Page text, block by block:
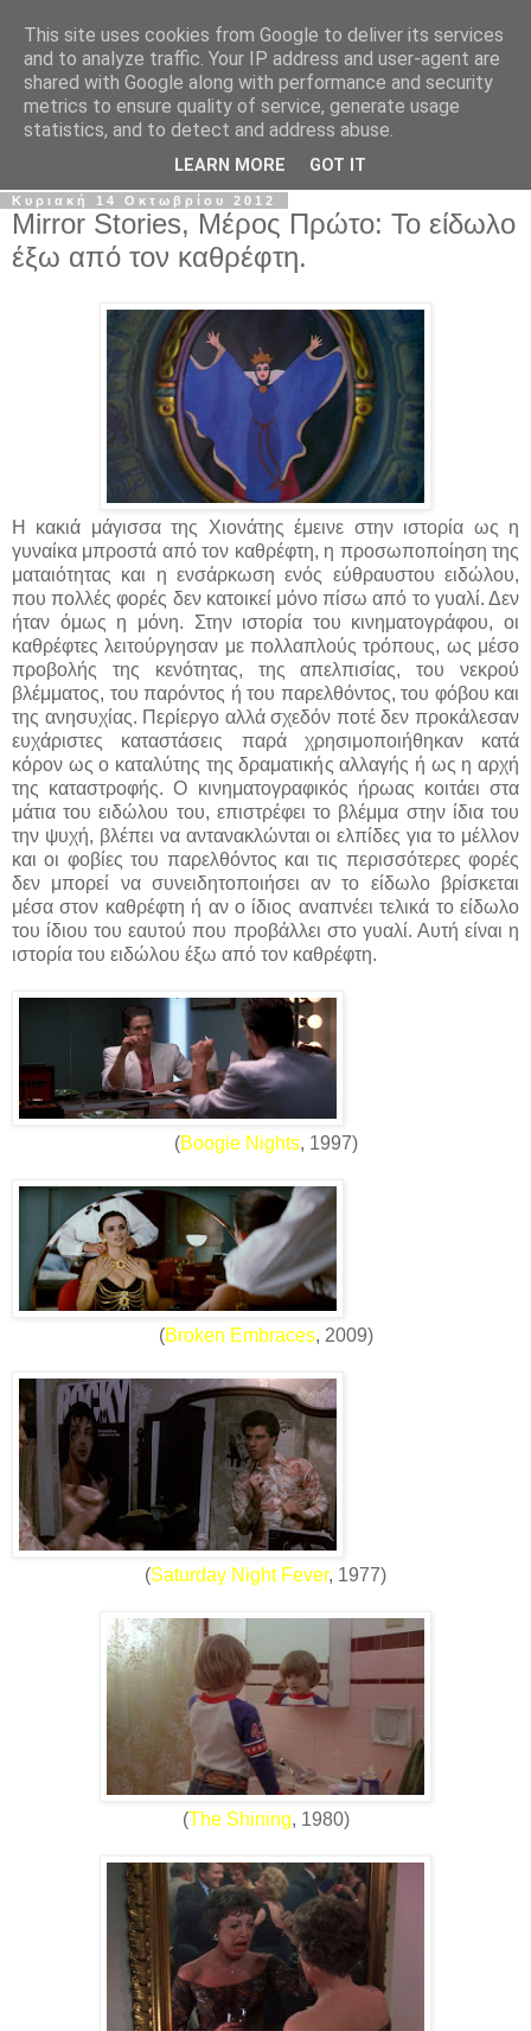
The Frame Game
Κινηματογραφόφιλος από κούνια αλλά όχι το μωρό της
Κυριακή 14 Οκτωβρίου 2012
Mirror Stories, Μέρος Πρώτο: Το είδωλο
έξω από τον καθρέφτη.
Η κακιά μάγισσα της Χιονάτης έμεινε στην ιστορία ως η
γυναίκα μπροστά από τον καθρέφτη, η προσωποποίηση της
ματαιότητας και η ενσάρκωση ενός εύθραυστου ειδώλου,
που πολλές φορές δεν κατοικεί μόνο πίσω από το γυαλί. Δεν
ήταν όμως η μόνη. Στην ιστορία του κινηματογράφου, οι
καθρέφτες λειτούργησαν με πολλαπλούς τρόπους, ως μέσο
προβολής της κενότητας, της απελπισίας, του νεκρού
βλέμματος, του παρόντος ή του παρελθόντος, του φόβου και
της ανησυχίας. Περίεργο αλλά σχεδόν ποτέ δεν προκάλεσαν
ευχάριστες καταστάσεις παρά χρησιμοποιήθηκαν κατά
κόρον ως ο καταλύτης της δραματικής αλλαγής ή ως η αρχή
της καταστροφής. Ο κινηματογραφικός ήρωας κοιτάει στα
μάτια του ειδώλου του, επιστρέφει το βλέμμα στην ίδια του
την ψυχή, βλέπει να αντανακλώνται οι ελπίδες για το μέλλον
και οι φοβίες του παρελθόντος και τις περισσότερες φορές
δεν μπορεί να συνειδητοποιήσει αν το είδωλο βρίσκεται
μέσα στον καθρέφτη ή αν ο ίδιος αναπνέει τελικά το είδωλο
του ίδιου του εαυτού που προβάλλει στο γυαλί. Αυτή είναι η
ιστορία του ειδώλου έξω από τον καθρέφτη.
(Boogie Nights, 1997)
(Broken Embraces, 2009)
(Saturday Night Fever, 1977)
(The Shining, 1980)
This site uses cookies from Google to deliver its services
and to analyze traffic. Your IP address and user-agent are
shared with Google along with performance and security
metrics to ensure quality of service, generate usage
statistics, and to detect and address abuse.
LEARN MORE GOT IT